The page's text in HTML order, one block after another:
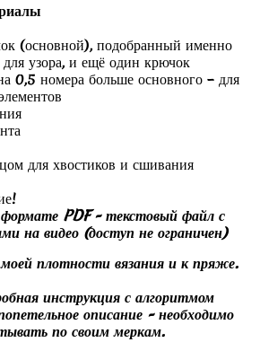
(основной), подобранный именно
узора, и ещё один крючок
0,5 номера больше основного – для
для хвостиков и сшивания
PDF - текстовый файл с
на видео (доступ не ограничен)
плотности вязания и к пряже.
инструкция с алгоритмом
описание - необходимо
по своим меркам.